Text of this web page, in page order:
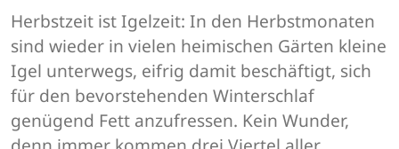
Herbstzeit ist Igelzeit: In den Herbstmonaten
sind wieder in vielen heimischen Gärten kleine
Igel unterwegs, eifrig damit beschäftigt, sich
für den bevorstehenden Winterschlaf
genügend Fett anzufressen. Kein Wunder,